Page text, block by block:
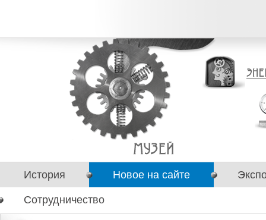
История Новое на сайте
Сотрудничество